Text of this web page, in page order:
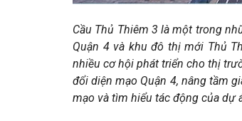
Cầu Thủ Thiêm 3 là một trong
Quận 4 và khu đô thị mới Thủ
nhiều cơ hội phát triển cho thị
đổi diện mạo Quận 4, nâng tầm
mạo và tìm hiểu tác động của dự